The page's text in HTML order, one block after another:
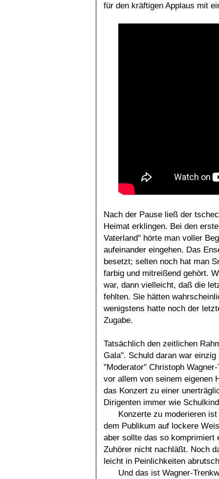
für den kräftigen Applaus mit
Nach der Pause ließ der
Heimat erklingen. Bei den
Vaterland" hörte man voller
aufeinander eingehen. Das
besetzt; selten noch hat man
farbig und mitreißend gehört.
war, dann vielleicht, daß die
fehlten. Sie hätten
wenigstens hatte noch der
Zugabe.
Tatsächlich den zeitlichen
Gala". Schuld daran war
"Moderator" Christoph
vor allem von seinem eigenen
das Konzert zu einer
Dirigenten immer wie
Konzerte zu moderieren
dem Publikum auf lockere
aber sollte das so komprimiert
Zuhörer nicht nachläßt. Noch
leicht in Peinlichkeiten
Und das ist Wagner-